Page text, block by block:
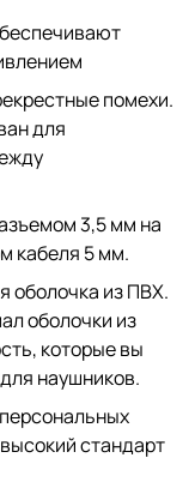
помехи.
для
3,5 мм на
кабеля 5 мм.
оболочка из ПВХ.
оболочки из
которые вы
наушников.
стандарт